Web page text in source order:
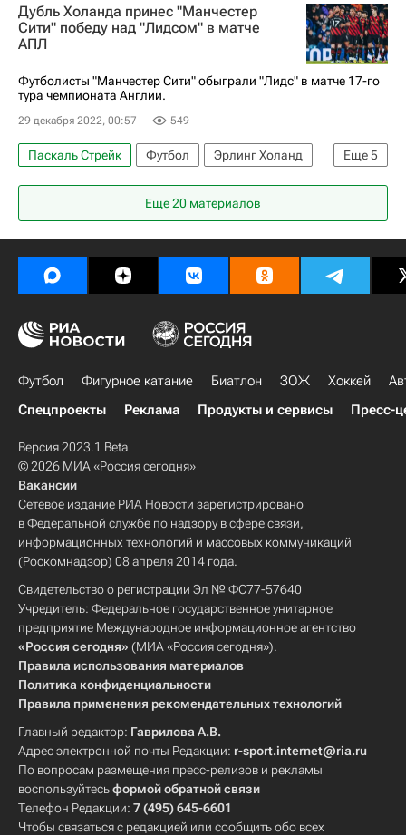
Кевин Де Брёйне
Лейтон Ориент
Манчестер Сити
Кубок Англии
Дубль Холанда принес "Манчестер
Сити" победу над "Лидсом" в матче
АПЛ
Футболисты "Манчестер Сити" обыграли "Лидс" в матче 17-го
тура чемпионата Англии.
29 декабря 2022, 00:57 549
Еще5
Паскаль Стрейк Футбол
Эрлинг Холанд
Родри
Манчестер Сити
Сандерленд
АПЛ 2026-2027 (Чемпионат Англии по футболу)
Лидс Юнайтед
Еще 20 материалов
Футбол Фигурное катание Биатлон ЗОЖ Хоккей
Спецпроекты
Реклама Продукты и сервисы Пресс-
Версия 2023.1 Beta
© 2026 МИА «Россия сегодня»
Вакансии
Сетевое издание РИА Новости зарегистрировано
в Федеральной службе по надзору в сфере связи,
информационных технологий и массовых коммуникаций
(Роскомнадзор) 08 апреля 2014 года.
Свидетельство о регистрации Эл № ФС77-57640
Учредитель: Федеральное государственное унитарное
предприятие Международное информационное агентство
«Россия сегодня» (МИА «Россия сегодня»).
Правила использования материалов
Политика конфиденциальности
Правила применения рекомендательных технологий
Главный редактор: Гаврилова А.В.
Адрес электронной почты Редакции: r-sport.internet@ria.ru
По вопросам размещения пресс-релизов и рекламы
воспользуйтесьформой обратной связи
Телефон Редакции: 7 (495) 645-6601
Чтобы связаться с редакцией или сообщить обо всех